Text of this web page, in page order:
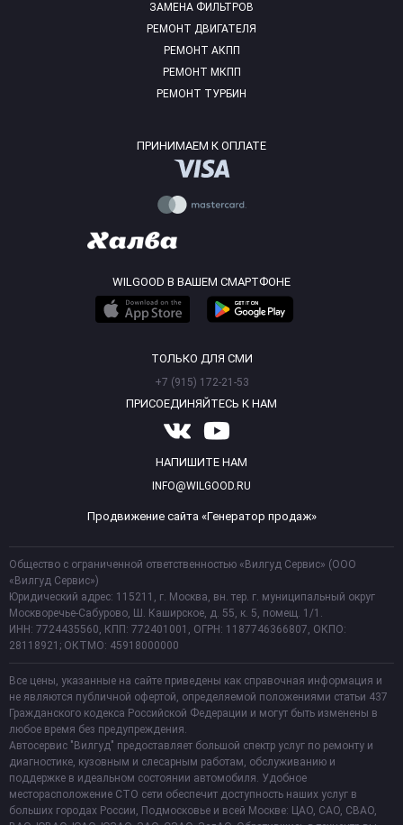
ЗАМЕНА ФИЛЬТРОВ
РЕМОНТ ДВИГАТЕЛЯ
РЕМОНТ АКПП
РЕМОНТ МКПП
РЕМОНТ ТУРБИН
ПРИНИМАЕМ К ОПЛАТЕ
WILGOOD В ВАШЕМ СМАРТФОНЕ
ТОЛЬКО ДЛЯ СМИ
+7 (915) 172-21-53
ПРИСОЕДИНЯЙТЕСЬ К НАМ
НАПИШИТЕ НАМ
INFO@WILGOOD.RU
Продвижение сайта «Генератор продаж»
Общество с ограниченной ответственностью «Вилгуд Сервис» (ООО
«Вилгуд Сервис»)
Юридический адрес: 115211, г. Москва, вн. тер. г. муниципальный округ
Москворечье-Сабурово, Ш. Каширское, д. 55, к. 5, помещ. 1/1.
ИНН: 7724435560, КПП: 772401001, ОГРН: 1187746366807, ОКПО:
28118921; ОКТМО: 45918000000
Все цены, указанные на сайте приведены как справочная информация и
не являются публичной офертой, определяемой положениями статьи 437
Гражданского кодекса Российской Федерации и могут быть изменены в
любое время без предупреждения.
Автосервис "Вилгуд" предоставляет большой спектр услуг по ремонту и
диагностике, кузовным и слесарным работам, обслуживанию и
поддержке в идеальном состоянии автомобиля. Удобное
месторасположение СТО сети обеспечит доступность наших услуг в
больших городах России, Подмосковье и всей Москве: ЦАО, САО, СВАО,